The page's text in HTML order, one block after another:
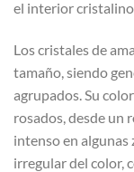
el interior
Los cristales de
tamaño, siendo
agrupados. Su
rosados, desde un
intenso en algunas
irregular del color,